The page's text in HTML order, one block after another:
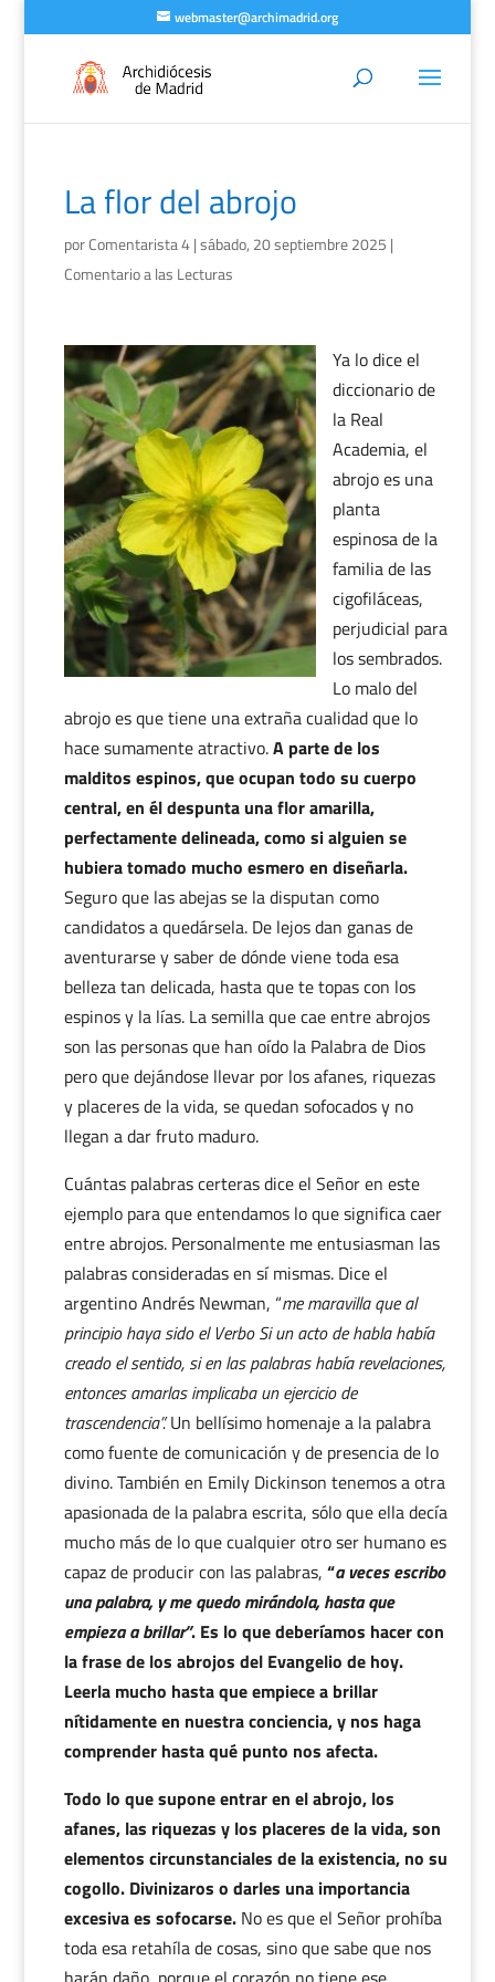
webmaster@archimadrid.org
La flor del abrojo
porComentarista 4|sábado, 20 septiembre 2025 |
Comentario a las Lecturas
Ya lo dice el
diccionario de
la Real
Academia, el
abrojo es una
planta
espinosa de la
familia de las
cigofiláceas,
perjudicial para
los sembrados.
Lo malo del
abrojo es que tiene una extraña cualidad que lo
hace sumamente atractivo.A parte de los
malditos espinos, que ocupan todo su cuerpo
central, en él despunta una flor amarilla,
perfectamente delineada, como si alguien se
hubiera tomado mucho esmero en diseñarla.
Seguro que las abejas se la disputan como
candidatos a quedársela. De lejos dan ganas de
aventurarse y saber de dónde viene toda esa
belleza tan delicada, hasta que te topas con los
espinos y la lías. La semilla que cae entre abrojos
son las personas que han oído la Palabra de Dios
pero que dejándose llevar por los afanes, riquezas
y placeres de la vida, se quedan sofocados y no
llegan a dar fruto maduro.
Cuántas palabras certeras dice el Señor en este
ejemplo para que entendamos lo que significa caer
entre abrojos. Personalmente me entusiasman las
palabras consideradas en sí mismas. Dice el
argentino Andrés Newman, “me maravilla que al
principio haya sido el Verbo Si un acto de habla había
creado el sentido, si en las palabras había revelaciones,
entonces amarlas implicaba un ejercicio de
trascendencia”.Un bellísimo homenaje a la palabra
como fuente de comunicación y de presencia de lo
divino. También en Emily Dickinson tenemos a otra
apasionada de la palabra escrita, sólo que ella decía
mucho más de lo que cualquier otro ser humano es
capaz de producir con las palabras, “a veces escribo
una palabra, y me quedo mirándola, hasta que
empieza a brillar”. Es lo que deberíamos hacer con
la frase de los abrojos del Evangelio de hoy.
Leerla mucho hasta que empiece a brillar
nítidamente en nuestra conciencia, y nos haga
comprender hasta qué punto nos afecta.
Todo lo que supone entrar en el abrojo, los
afanes, las riquezas y los placeres de la vida, son
elementos circunstanciales de la existencia, no su
cogollo. Divinizaros o darles una importancia
excesiva es sofocarse.No es que el Señor prohíba
toda esa retahíla de cosas, sino que sabe que nos